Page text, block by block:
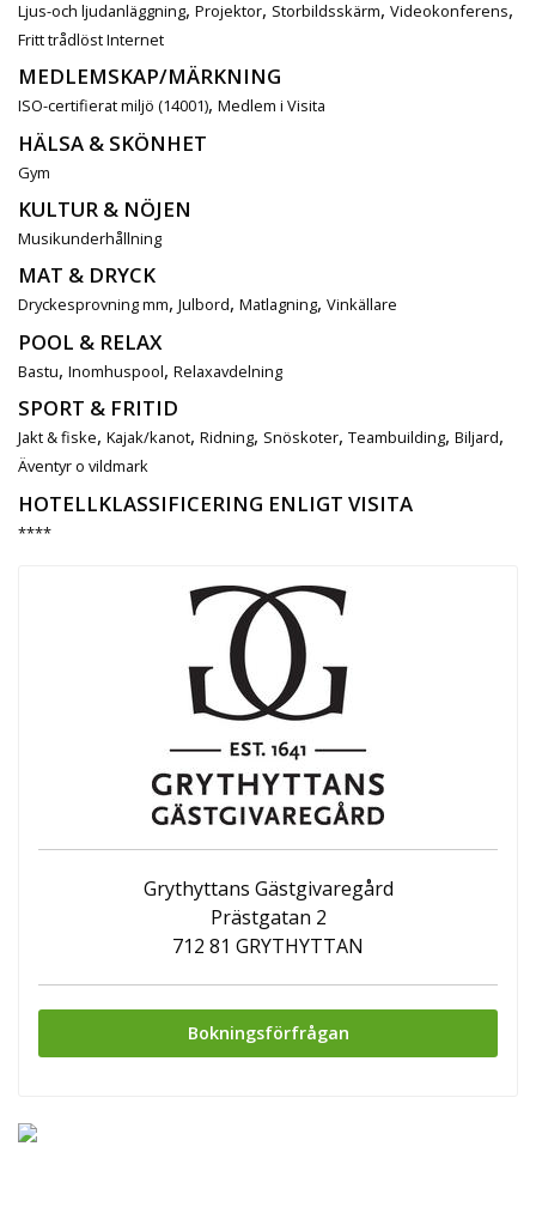
Ljus-och ljudanläggning, Projektor, Storbildsskärm, Videokonferens,
Fritt trådlöst Internet
MEDLEMSKAP/MÄRKNING
ISO-certifierat miljö (14001), Medlem i Visita
HÄLSA & SKÖNHET
Gym
KULTUR & NÖJEN
Musikunderhållning
MAT & DRYCK
Dryckesprovning mm, Julbord, Matlagning, Vinkällare
POOL & RELAX
Bastu, Inomhuspool, Relaxavdelning
SPORT & FRITID
Jakt & fiske, Kajak/kanot, Ridning, Snöskoter, Teambuilding, Biljard,
Äventyr o vildmark
HOTELLKLASSIFICERING ENLIGT VISITA
****
Grythyttans Gästgivaregård
Prästgatan 2
712 81 GRYTHYTTAN
Bokningsförfrågan